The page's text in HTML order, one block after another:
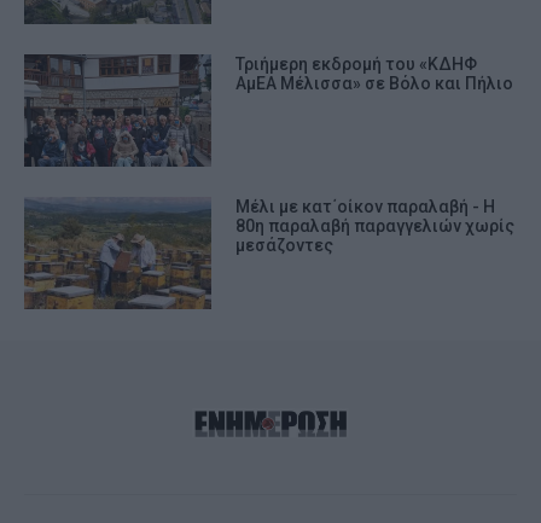
Τριήμερη εκδρομή του «ΚΔΗΦ
ΑμΕΑ Μέλισσα» σε Βόλο και Πήλιο
Μέλι με κατ΄οίκον παραλαβή - Η
80η παραλαβή παραγγελιών χωρίς
μεσάζοντες